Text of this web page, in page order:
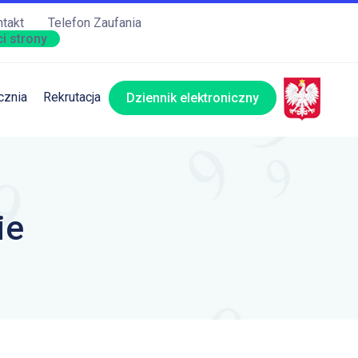
Telefon Zaufania
strony
Rekrutacja Dziennik elektroniczny